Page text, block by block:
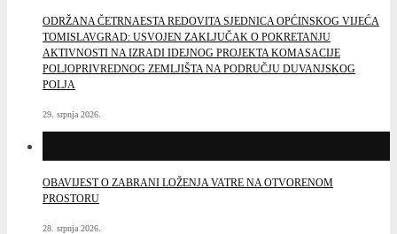
ODRŽANA ČETRNAESTA REDOVITA SJEDNICA OPĆINSKOG VIJEĆA
TOMISLAVGRAD: USVOJEN ZAKLJUČAK O POKRETANJU
AKTIVNOSTI NA IZRADI IDEJNOG PROJEKTA KOMASACIJE
POLJOPRIVREDNOG ZEMLJIŠTA NA PODRUČJU DUVANJSKOG
POLJA
29. srpnja 2026.
OBAVIJEST O ZABRANI LOŽENJA VATRE NA OTVORENOM
PROSTORU
28. srpnja 2026.